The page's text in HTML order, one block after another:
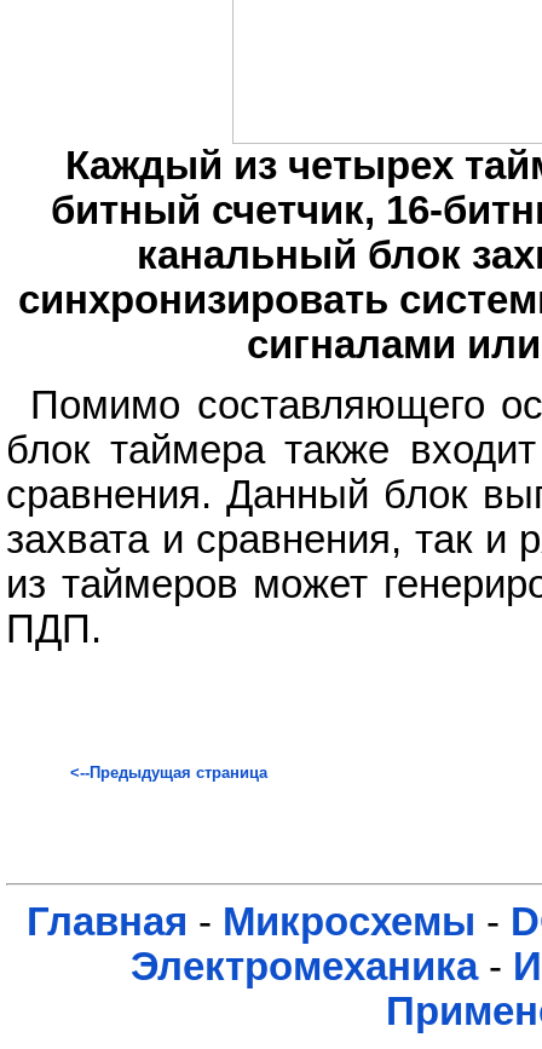
Каждый из четырех
битный счетчик, 16-
канальный блок
синхронизировать
сигналами
Помимо составляющего
блок таймера также
сравнения. Данный блок
захвата и сравнения, так
из таймеров может
ПДП.
<--Предыдущая страница
Главная - Микросхемы -
Электромеханика-